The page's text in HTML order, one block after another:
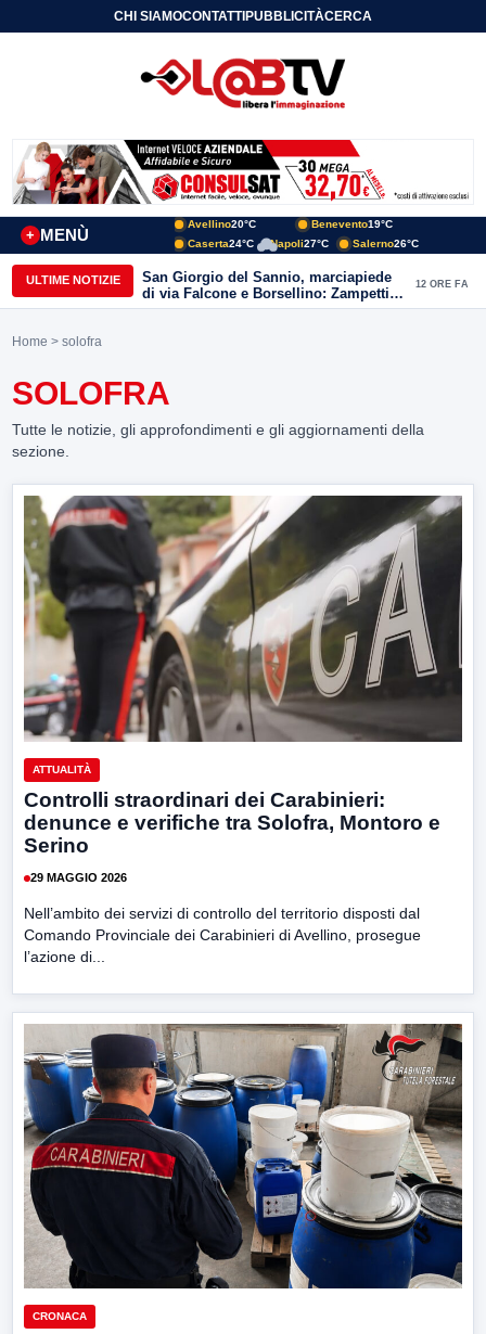
CHI SIAMOCONTATTIPUBBLICITÀCERCA
MENÙ
+
Avellino20°C Benevento19°C
Caserta24°C Napoli27°C Salerno26°C
ULTIME NOTIZIE
San Giorgio del Sannio, marciapiede
di via Falcone e Borsellino: Zampetti e
Lombardi replicano alle polemiche
12 ORE FA
Home > solofra
SOLOFRA
Tutte le notizie, gli approfondimenti e gli aggiornamenti della
sezione.
ATTUALITÀ
Controlli straordinari dei Carabinieri:
denunce e verifiche tra Solofra, Montoro e
Serino
29 MAGGIO 2026
Nell’ambito dei servizi di controllo del territorio disposti dal
Comando Provinciale dei Carabinieri di Avellino, prosegue
l’azione di...
CRONACA